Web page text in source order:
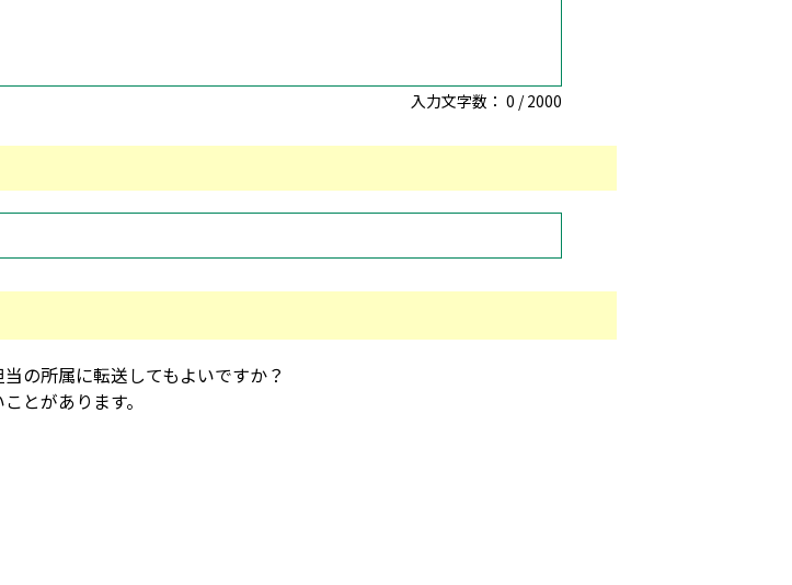
入力文字数： 0 /2000
の所属に転送してもよいですか？
とがあります。